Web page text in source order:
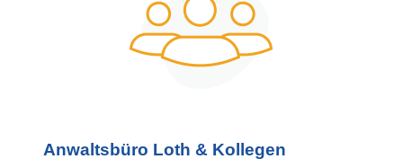
Anwaltsbüro Loth & Kollegen